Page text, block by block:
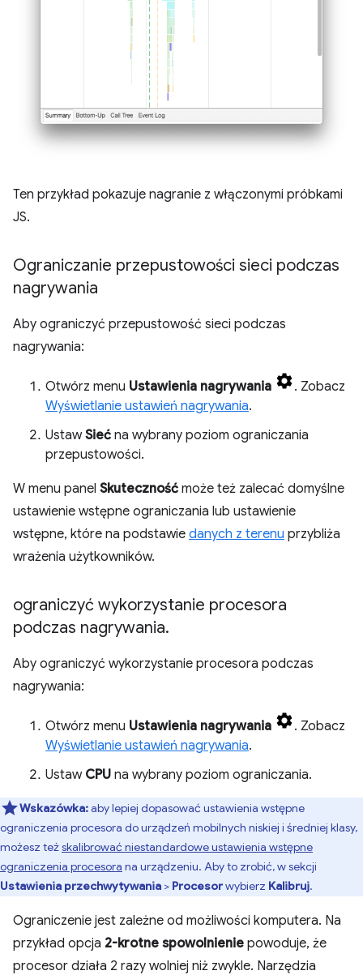
Ten przykład pokazuje nagranie z włączonymi próbkami
JS.
Ograniczanie przepustowości sieci podczas
nagrywania
Aby ograniczyć przepustowość sieci podczas
nagrywania:
Otwórz menu Ustawienia nagrywania
. Zobacz
Wyświetlanie ustawień nagrywania.
UstawSieć na wybrany poziom ograniczania
przepustowości.
W menu panel Skuteczność może też zalecać domyślne
ustawienie wstępne ograniczania lub ustawienie
wstępne, które na podstawie danych z terenu przybliża
wrażenia użytkowników.
ograniczyć wykorzystanie procesora
podczas nagrywania.
Aby ograniczyć wykorzystanie procesora podczas
nagrywania:
Otwórz menu Ustawienia nagrywania
. Zobacz
Wyświetlanie ustawień nagrywania.
Ustaw CPU na wybrany poziom ograniczania.
Wskazówka:aby lepiej dopasować ustawienia wstępne
ograniczenia procesora do urządzeń mobilnych niskiej i średniej klasy,
możesz teżskalibrować niestandardowe ustawienia wstępne
ograniczenia procesora na urządzeniu. Aby to zrobić, w sekcji
Ustawienia przechwytywania > Procesorwybierz Kalibruj.
Ograniczenie jest zależne od możliwości komputera. Na
przykład opcja 2-krotne spowolnienie powoduje, że
procesor działa 2 razy wolniej niż zwykle. Narzędzia